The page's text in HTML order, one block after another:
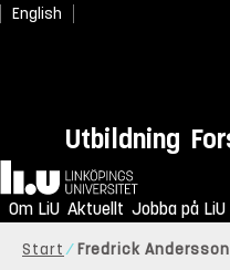
English
Utbildning
Hem
Om LiU Aktuellt Jobba på LiU
Start Fredrick Andersson